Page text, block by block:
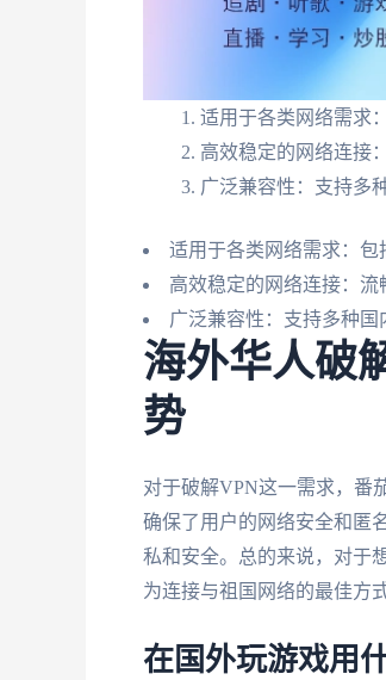
适用于各类网络需求
高效稳定的网络连接
广泛兼容性：支持多
适用于各类网络需求：包
高效稳定的网络连接：流
广泛兼容性：支持多种国
海外华人破
势
对于破解VPN这一需求，番
确保了用户的网络安全和匿
私和安全。总的来说，对于
为连接与祖国网络的最佳方式
在国外玩游戏用